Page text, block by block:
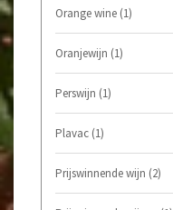
Orange wine (1)
Oranjewijn (1)
Perswijn (1)
Plavac (1)
Prijswinnende wijn (2)